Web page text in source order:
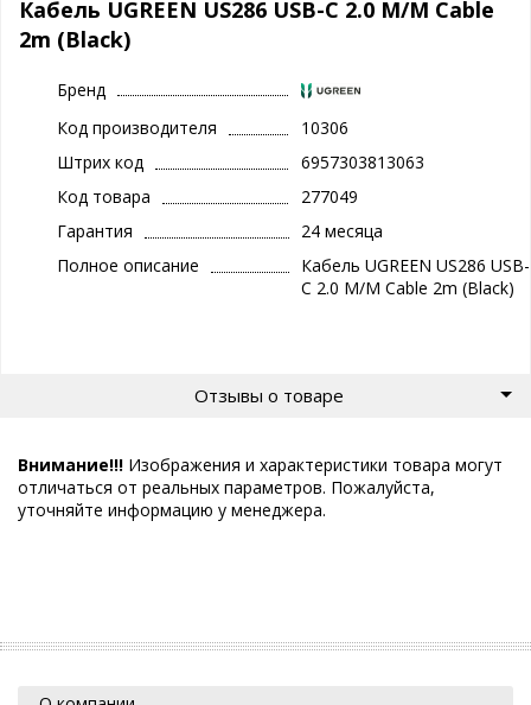
Кабель UGREEN US286 USB-C 2.0 M/M Cable
2m (Black)
Бренд
Код производителя
10306
Штрих код
6957303813063
Код товара
277049
Гарантия
24 месяца
Полное описание
Кабель UGREEN US286 USB-
C 2.0 M/M Cable 2m (Black)
Отзывы о товаре
Внимание!!! Изображения и характеристики товара могут
отличаться от реальных параметров. Пожалуйста,
уточняйте информацию у менеджера.